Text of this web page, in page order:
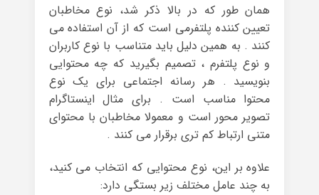
همان طور که در بالا ذکر شد، نوع مخاطبان
تعیین کننده پلتفرمی است که از آن استفاده می
کنند . به همین دلیل باید متناسب با نوع کاربران
و نوع پلتفرم ، تصمیم بگیرید که چه محتوایی
بنویسید . هر رسانه اجتماعی برای یک نوع
محتوا مناسب است . برای مثال اینستاگرام
تصویر محور است و معمولا مخاطبان با محتوای
متنی ارتباط کم تری برقرار می کنند .
علاوه بر این، نوع محتوایی که انتخاب می کنید،
به چند عامل مختلف زیر بستگی دارد: